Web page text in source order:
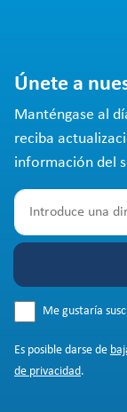
Únete a
Manténgase al
reciba
información del
Me gustaría
Es posible darse de
de privacidad.